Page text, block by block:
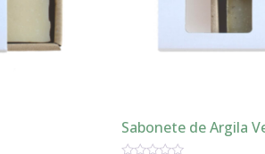
Sabonete de Argila